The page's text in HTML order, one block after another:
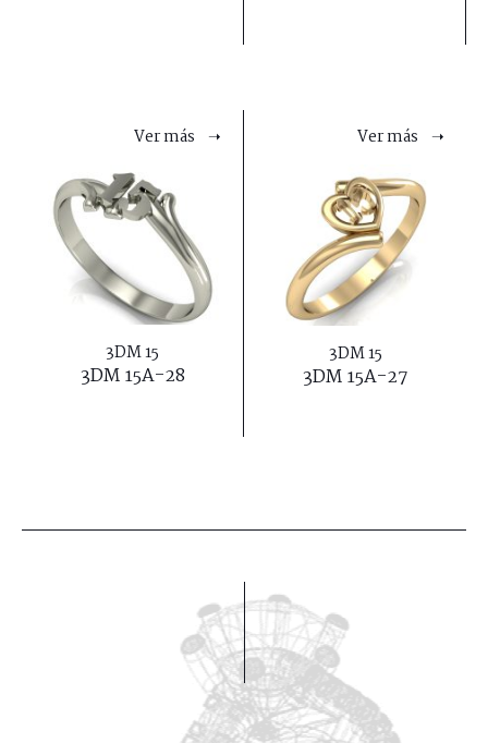
Ver más ➝
3DM 15
3DM 15A-28
Ver más ➝
3DM 15
3DM 15A-27